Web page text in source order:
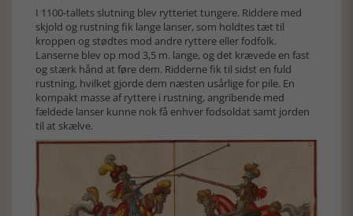
I 1100-tallets slutning blev rytteriet tungere. Riddere med
skjold og rustning fik lange lanser, som holdtes tæt til
kroppen og stødtes mod andre ryttere eller fodfolk.
Lanserne blev op mod 3,5 m. lange, og det krævede en fast
og stærk hånd at føre dem. Ridderne fik til sidst en fuld
rustning, hvilket gjorde dem næsten usårlige for pile. En
kompakt masse af ryttere i rustning, angribende med
fældede lanser kunne nok få enhver fodsoldat samt jorden
til at skælve.